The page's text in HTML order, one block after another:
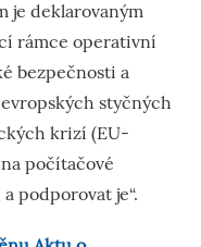
je deklarovaným
rámce operativní
bezpečnosti a
styčných
krizí (EU-
počítačové
podporovat je“.